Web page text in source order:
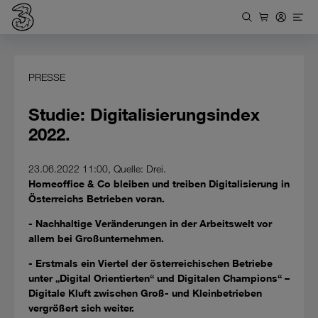
PRESSE
Studie: Digitalisierungsindex
2022.
23.06.2022 11:00, Quelle: Drei.
Homeoffice & Co bleiben und treiben Digitalisierung in
Österreichs Betrieben voran.
- Nachhaltige Veränderungen in der Arbeitswelt vor
allem bei Großunternehmen.
- Erstmals ein Viertel der österreichischen Betriebe
unter „Digital Orientierten“ und Digitalen Champions“ –
Digitale Kluft zwischen Groß- und Kleinbetrieben
vergrößert sich weiter.